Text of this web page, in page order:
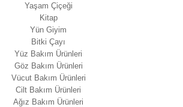
Yaşam Çiçeği
Kitap
Yün Giyim
Bitki Çayı
Yüz Bakım Ürünleri
Göz Bakım Ürünleri
Vücut Bakım Ürünleri
Cilt Bakım Ürünleri
Ağız Bakım Ürünleri